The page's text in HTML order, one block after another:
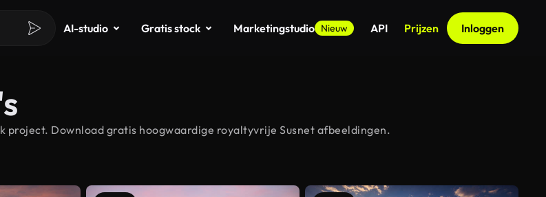
AI-studio Gratis stock Marketingstudio Nieuw API Prijzen Inloggen
project. Download gratis hoogwaardige royaltyvrije Susnet afbeeldingen.